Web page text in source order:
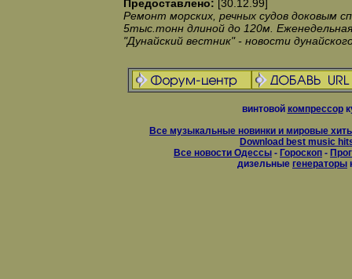
Предоставлено: [30.12.99]
Ремонт морских, речных судов доковым
5тыс.тонн длиной до 120м.
"Дунайский вестник" - новости
винтовой компрессор
Все музыкальные новинки и мировые
Download best music
Все новости Одессы - Гороскоп -
дизельные генераторы